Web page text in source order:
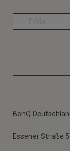
BenQ
Essener Straße